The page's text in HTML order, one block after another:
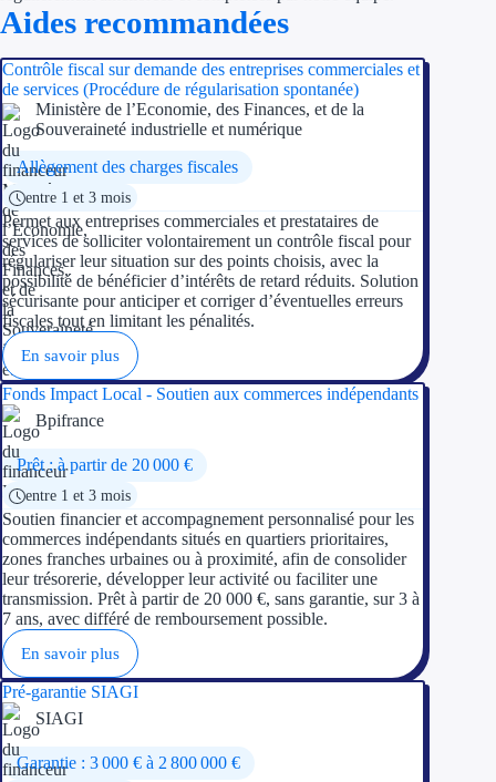
Aides recommandées
Contrôle fiscal sur demande des entreprises commerciales et
de services (Procédure de régularisation spontanée)
Ministère de l’Economie, des Finances, et de la
Souveraineté industrielle et numérique
Allègement des charges fiscales
entre 1 et 3 mois
Permet aux entreprises commerciales et prestataires de
services de solliciter volontairement un contrôle fiscal pour
régulariser leur situation sur des points choisis, avec la
possibilité de bénéficier d’intérêts de retard réduits. Solution
sécurisante pour anticiper et corriger d’éventuelles erreurs
fiscales tout en limitant les pénalités.
En savoir plus
Fonds Impact Local - Soutien aux commerces indépendants
Bpifrance
Prêt : à partir de 20 000 €
entre 1 et 3 mois
Soutien financier et accompagnement personnalisé pour les
commerces indépendants situés en quartiers prioritaires,
zones franches urbaines ou à proximité, afin de consolider
leur trésorerie, développer leur activité ou faciliter une
transmission. Prêt à partir de 20 000 €, sans garantie, sur 3 à
7 ans, avec différé de remboursement possible.
En savoir plus
Pré-garantie SIAGI
SIAGI
Garantie : 3 000 € à 2 800 000 €